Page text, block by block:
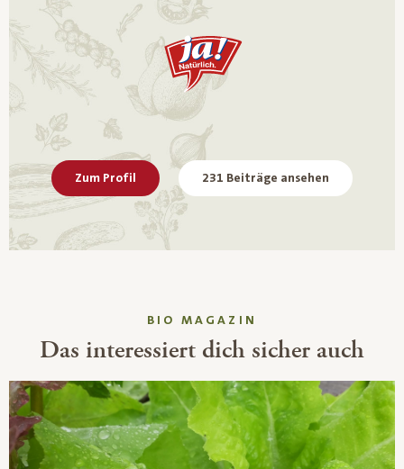
Zum Profil 231 Beiträge ansehen
BIO MAGAZIN
Das interessiert dich sicher auch